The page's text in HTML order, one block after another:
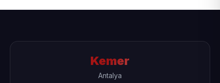
Kemer
Antalya